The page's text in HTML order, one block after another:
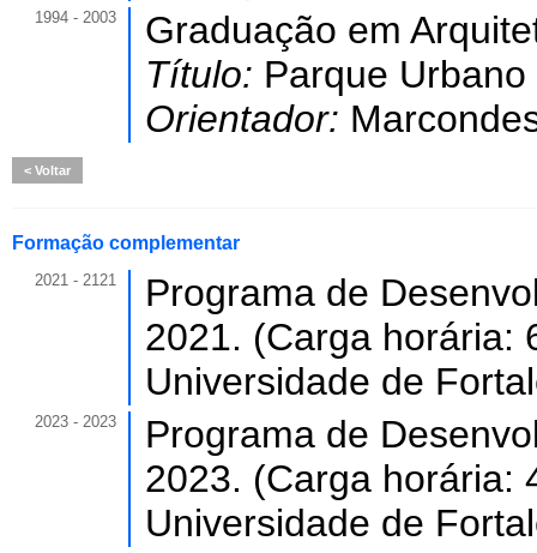
1994 - 2003
Graduação em
Título: Parque
Orientador:
Voltar
Formação complementar
2021 - 2121
Programa de
2021. (Carga horária:
Universidade de
2023 - 2023
Programa de
2023. (Carga horária:
Universidade de